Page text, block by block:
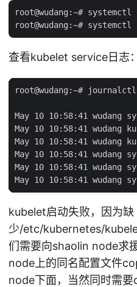
root@wudang:~#
查看kubelet service日志：
root@wudang:~#
May 10 10:58:41 wudang
May 10 10:58:41 wudang
May 10 10:58:41
May 10 10:58:41 wudang
May 10 10:58:41
kubelet启动失败，因为缺
少/etc/kubernetes/
们需要向shaolin node求
node上的同名配置文件
node下面，当然同时需